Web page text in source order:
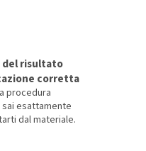
del risultato
corretta
procedura
esattamente
dal materiale.